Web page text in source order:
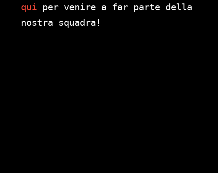
qui per venire a far parte della
nostra squadra!